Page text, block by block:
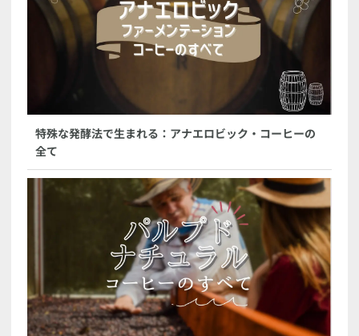
特殊な発酵法で生まれる：アナエロビック・コーヒーの
全て